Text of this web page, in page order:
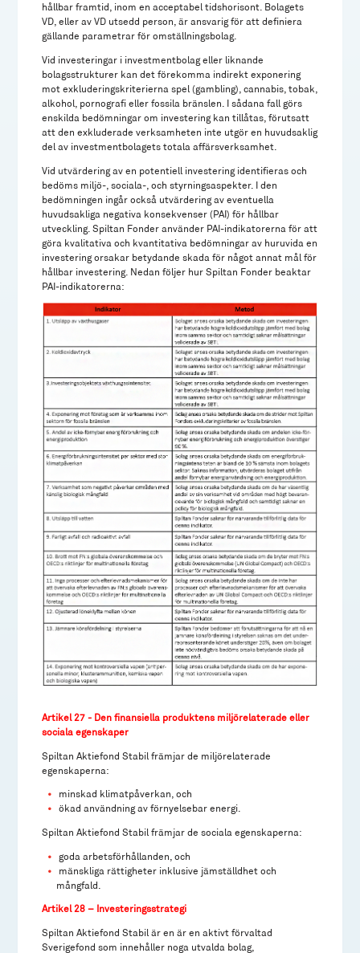
hållbar framtid, inom en acceptabel tidshorisont. Bolagets
VD, eller av VD utsedd person, är ansvarig för att definiera
gällande parametrar för omställningsbolag.
Vid investeringar i investmentbolag eller liknande
bolagsstrukturer kan det förekomma indirekt exponering
mot exkluderingskriterierna spel (gambling), cannabis, tobak,
alkohol, pornografi eller fossila bränslen. I sådana fall görs
enskilda bedömningar om investering kan tillåtas, förutsatt
att den exkluderade verksamheten inte utgör en huvudsaklig
del av investmentbolagets totala affärsverksamhet.
Vid utvärdering av en potentiell investering identifieras och
bedöms miljö-, sociala-, och styrningsaspekter. I den
bedömningen ingår också utvärdering av eventuella
huvudsakliga negativa konsekvenser (PAI) för hållbar
utveckling. Spiltan Fonder använder PAI-indikatorerna för att
göra kvalitativa och kvantitativa bedömningar av huruvida en
investering orsakar betydande skada för något annat mål för
hållbar investering. Nedan följer hur Spiltan Fonder beaktar
PAI-indikatorerna:
Artikel 27 - Den finansiella produktens miljörelaterade eller
sociala egenskaper
Spiltan Aktiefond Stabil främjar de miljörelaterade
egenskaperna:
minskad klimatpåverkan, och
ökad användning av förnyelsebar energi.
Spiltan Aktiefond Stabil främjar de sociala egenskaperna:
goda arbetsförhållanden, och
mänskliga rättigheter inklusive jämställdhet och
mångfald.
Artikel 28 – Investeringsstrategi
Spiltan Aktiefond Stabil är en är en aktivt förvaltad
Sverigefond som innehåller noga utvalda bolag,